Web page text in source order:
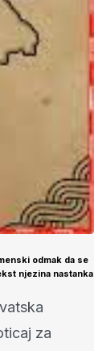
odmak da se
njezina nastanka
za